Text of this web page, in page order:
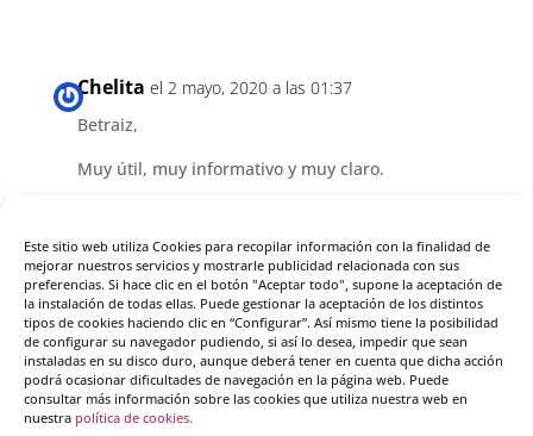
Este sitio web utiliza Cookies para recopilar información con la finalidad de
mejorar nuestros servicios y mostrarle publicidad relacionada con sus
preferencias. Si hace clic en el botón "Aceptar todo", supone la aceptación de
la instalación de todas ellas. Puede gestionar la aceptación de los distintos
tipos de cookies haciendo clic en “Configurar”. Así mismo tiene la posibilidad
de configurar su navegador pudiendo, si así lo desea, impedir que sean
instaladas en su disco duro, aunque deberá tener en cuenta que dicha acción
podrá ocasionar dificultades de navegación en la página web. Puede
consultar más información sobre las cookies que utiliza nuestra web en
nuestra política de cookies.
Chelita el 2 mayo, 2020 a las 01:37
Betraiz,
Muy útil, muy informativo y muy claro.
Responder
Graciela el 3 mayo, 2020 a las 23:24
«Perdonar es poner un prisionero en libertad